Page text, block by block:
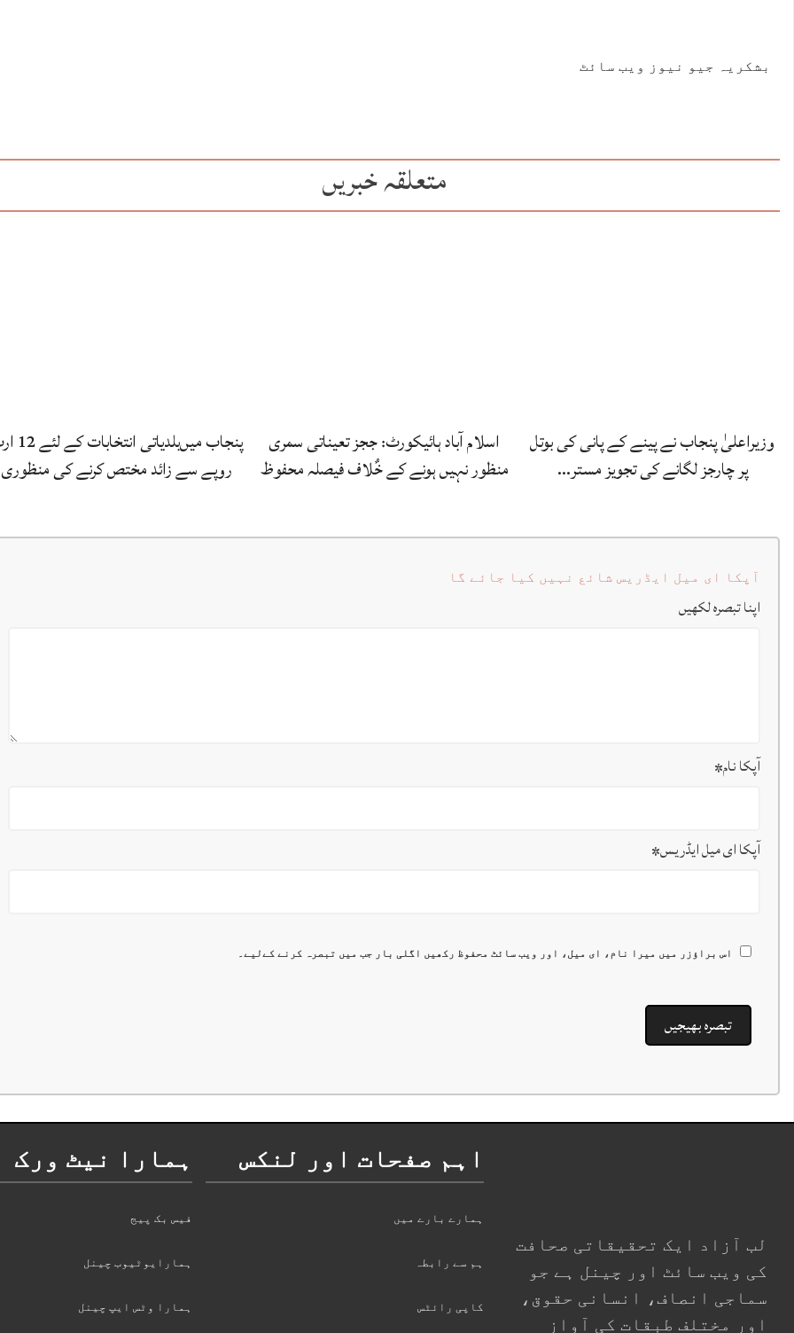
بشکریہ جیو نیوز ویب سائٹ
متعلقہ خبریں
وزیراعلیٰ پنجاب نے پینے کے پانی کی بوتل
پر چارجز لگانے کی تجویز مستر…
اسلام آباد ہائیکورٹ: ججز تعیناتی سمری
منظور نہیں‌ ہونے کے خٌلاف فیصلہ محفوظ
پنجاب
روپے سے زائد مختص کرنے کی منظوری
آپکا ای میل ایڈریس شائع نہیں کیا جائے گا
اپنا تبصرہ لکھیں
آپکا نام*
آپکا ای میل ایڈریس*
اس براؤزر میں میرا نام، ای میل، اور ویب سائٹ محفوظ رکھیں اگلی بار جب میں تبصرہ کرنے کےلیے۔
لب آزاد ایک تحقیقاتی صحافت
کی ویب سائٹ اور چینل ہے جو
سماجی انصاف، انسانی حقوق،
اور مختلف طبقات کی آواز
اہم صفحات اور لنکس
ہمارے بارے میں
ہم سے رابطہ
کاپی رائٹس
ہمارا نیٹ ورک
فیس بک پیج
ہمارایوٹیوب چینل
ہمارا وٹس ایپ چینل